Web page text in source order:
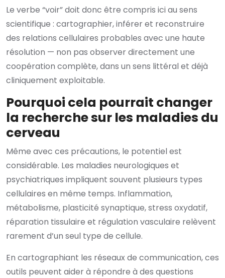
Le verbe “voir” doit donc être compris ici au sens
scientifique : cartographier, inférer et reconstruire
des relations cellulaires probables avec une haute
résolution — non pas observer directement une
coopération complète, dans un sens littéral et déjà
cliniquement exploitable.
Pourquoi cela pourrait changer
la recherche sur les maladies du
cerveau
Même avec ces précautions, le potentiel est
considérable. Les maladies neurologiques et
psychiatriques impliquent souvent plusieurs types
cellulaires en même temps. Inflammation,
métabolisme, plasticité synaptique, stress oxydatif,
réparation tissulaire et régulation vasculaire relèvent
rarement d’un seul type de cellule.
En cartographiant les réseaux de communication, ces
outils peuvent aider à répondre à des questions